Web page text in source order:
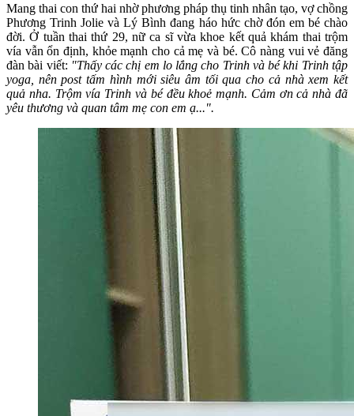
Mang thai con thứ hai nhờ phương pháp thụ tinh nhân tạo, vợ chồng
Phương Trinh Jolie và Lý Bình đang háo hức chờ đón em bé chào
đời. Ở tuần thai thứ 29, nữ ca sĩ vừa khoe kết quả khám thai trộm
vía vẫn ổn định, khỏe mạnh cho cả mẹ và bé. Cô nàng vui vẻ đăng
đàn bài viết: "Thấy các chị em lo lắng cho Trinh và bé khi Trinh tập
yoga, nên post tấm hình mới siêu âm tối qua cho cả nhà xem kết
quả nha. Trộm vía Trinh và bé đều khoẻ mạnh. Cảm ơn cả nhà đã
yêu thương và quan tâm mẹ con em ạ...".